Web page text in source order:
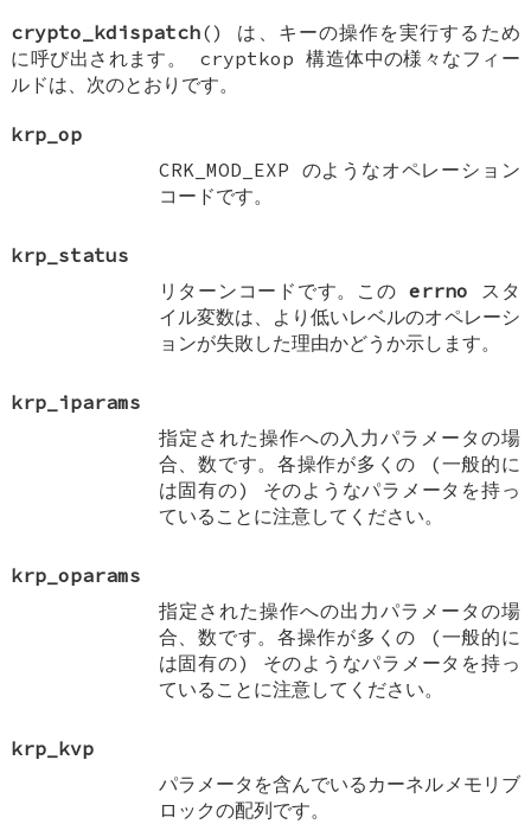
crypto_kdispatch() は、キーの操作を実行するため
に呼び出されます。 cryptkop 構造体中の様々なフィー
ルドは、次のとおりです。
krp_op
CRK_MOD_EXP のようなオペレーション
コードです。
krp_status
リターンコードです。このerrno スタ
イル変数は、より低いレベルのオペレーシ
ョンが失敗した理由かどうか示します。
krp_iparams
指定された操作への入力パラメータの場
合、数です。各操作が多くの (一般的に
は固有の) そのようなパラメータを持っ
ていることに注意してください。
krp_oparams
指定された操作への出力パラメータの場
合、数です。各操作が多くの (一般的に
は固有の) そのようなパラメータを持っ
ていることに注意してください。
krp_kvp
パラメータを含んでいるカーネルメモリブ
ロックの配列です。